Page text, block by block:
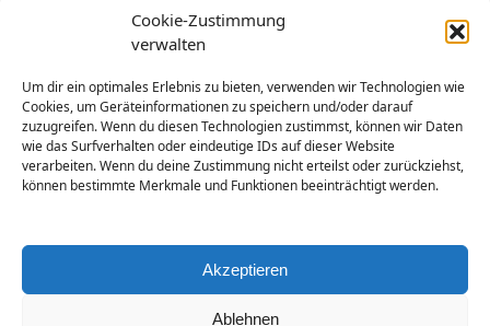
Cookie-Zustimmung
verwalten
Um dir ein optimales Erlebnis zu bieten, verwenden wir Technologien wie
Cookies, um Geräteinformationen zu speichern und/oder darauf
zuzugreifen. Wenn du diesen Technologien zustimmst, können wir Daten
wie das Surfverhalten oder eindeutige IDs auf dieser Website
verarbeiten. Wenn du deine Zustimmung nicht erteilst oder zurückziehst,
können bestimmte Merkmale und Funktionen beeinträchtigt werden.
Akzeptieren
Ablehnen
ÖFFNUNGSZEITEN
Mo–Do 9:30 - 12:00 Uhr & 14:00 - 17:00 Uhr
Frei 9:30 - 12:00 Uhr & 14:00 - 15:30 Uhr
Sa geschlossen